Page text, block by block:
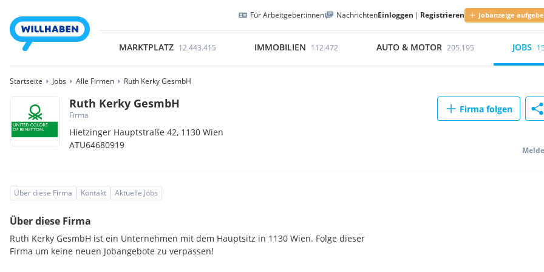
Für Arbeitgeber:innen NachrichtenEinloggen | Registrieren Jobanzeige
MARKTPLATZ 12.443.415 IMMOBILIEN 112.472 AUTO & MOTOR 205.195 JOBS
Startseite Jobs Alle Firmen Ruth Kerky GesmbH
Ruth Kerky GesmbH
Firma
Hietzinger Hauptstraße 42, 1130Wien
ATU64680919
Firma folgen
Über diese Firma Kontakt Aktuelle Jobs
Über diese Firma
Ruth Kerky GesmbH ist ein Unternehmen mit dem Hauptsitz in 1130 Wien. Folge dieser
Firma um keine neuen Jobangebote zu verpassen!